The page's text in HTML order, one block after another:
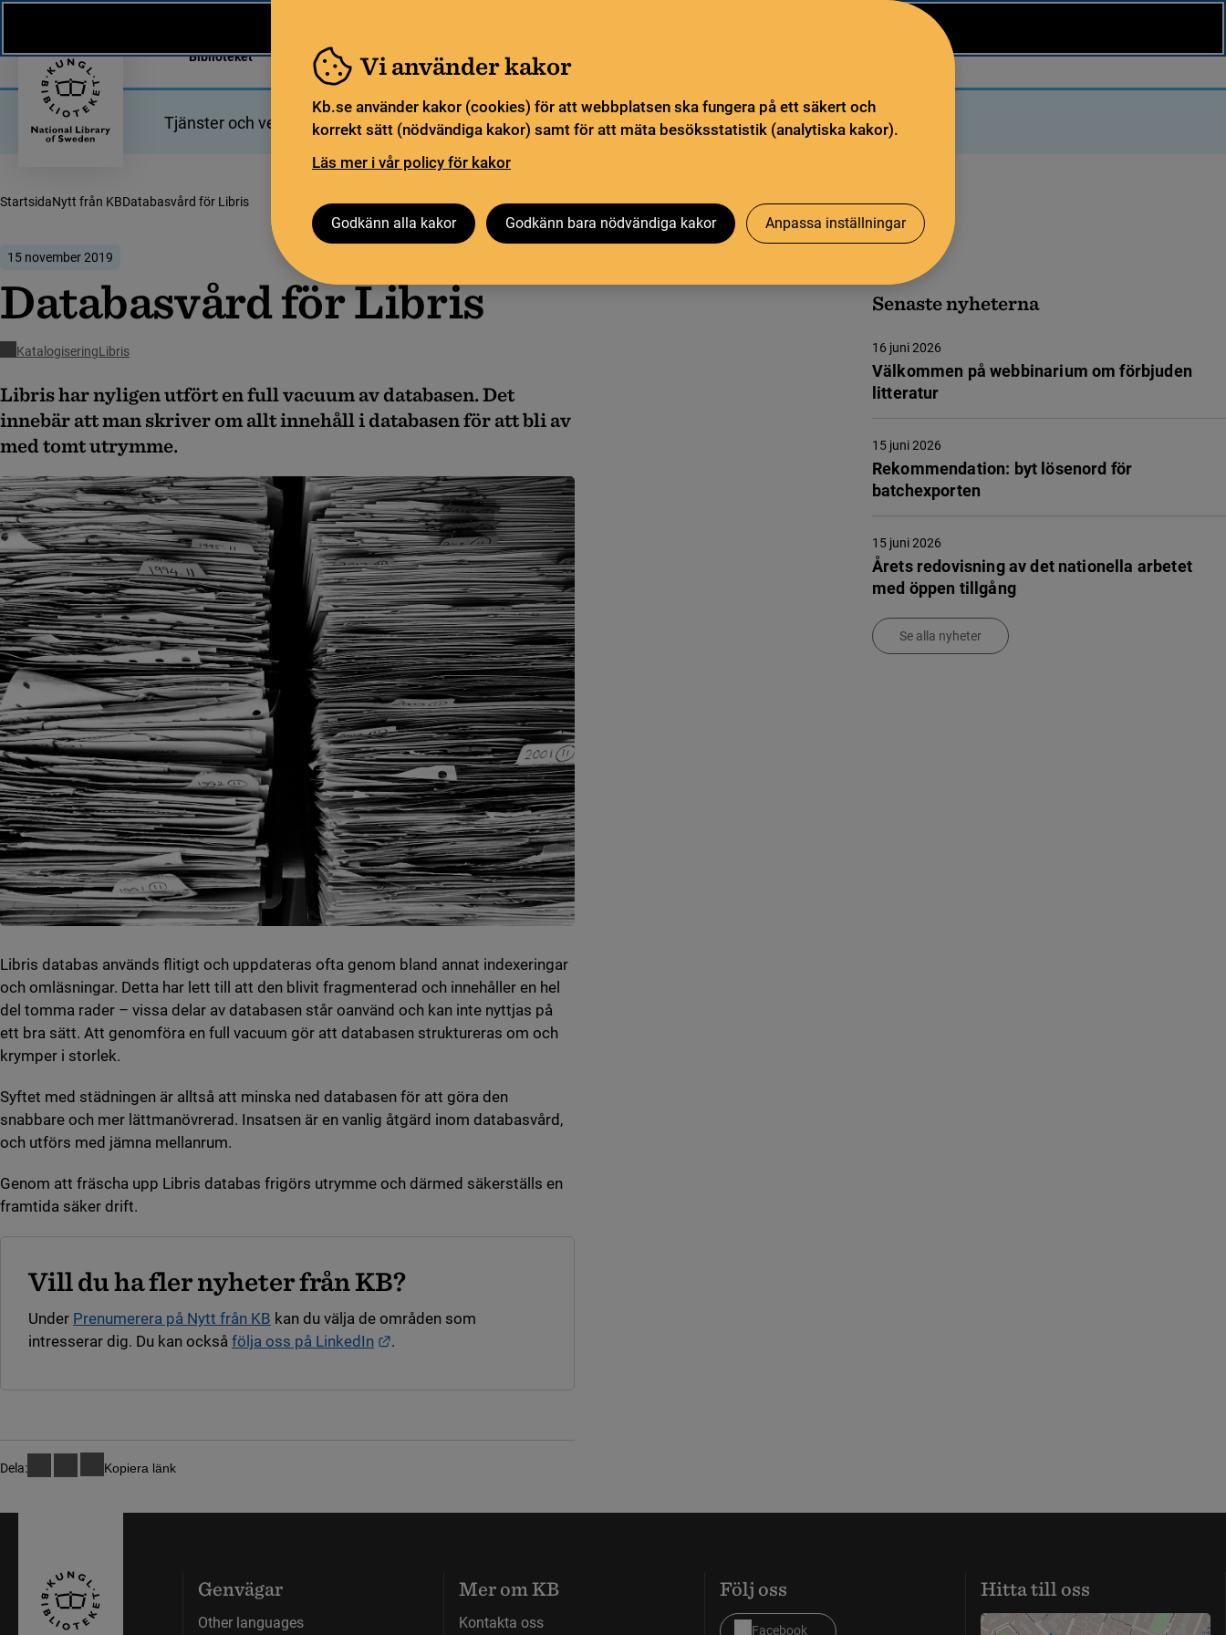
Vi använder kakor
Kb.se använder kakor (cookies) för att webbplatsen ska fungera på ett säkert och
korrekt sätt (nödvändiga kakor) samt för att mäta besöksstatistik (analytiska kakor).
Läs mer i vår policy för kakor
Godkänn alla kakor Godkänn bara nödvändiga kakor Anpassa inställningar
Biblioteket För bibliotekssektorn Pliktleverans och ISBN
Tjänster och verktyg Biblioteksstatistik Öppen vetenskap Biblioteksutveckling
StartsidaNytt från KBDatabasvård för Libris
15 november 2019
Databasvård för Libris
KatalogiseringLibris
Libris har nyligen utfört en full vacuum av databasen. Det
innebär att man skriver om allt innehåll i databasen för att bli av
med tomt utrymme.
Libris databas används flitigt och uppdateras ofta genom bland annat indexeringar
och omläsningar. Detta har lett till att den blivit fragmenterad och innehåller en hel
del tomma rader – vissa delar av databasen står oanvänd och kan inte nyttjas på
ett bra sätt. Att genomföra en full vacuum gör att databasen struktureras om och
krymper i storlek.
Syftet med städningen är alltså att minska ned databasen för att göra den
snabbare och mer lättmanövrerad. Insatsen är en vanlig åtgärd inom databasvård,
och utförs med jämna mellanrum.
Genom att fräscha upp Libris databas frigörs utrymme och därmed säkerställs en
framtida säker drift.
Vill du ha fler nyheter från KB?
Under Prenumerera på Nytt från KB kan du välja de områden som
intresserar dig. Du kan också följa oss på LinkedIn .
Senaste nyheterna
Välkommen på webbinarium om förbjuden
litteratur
16 juni 2026
Rekommendation: byt lösenord för
batchexporten
15 juni 2026
Årets redovisning av det nationella arbetet
med öppen tillgång
15 juni 2026
Se alla nyheter
Dela: Kopiera länk
Genvägar
Other languages
Mer om KB
Kontakta oss
Följ oss
Facebook
Hitta till oss